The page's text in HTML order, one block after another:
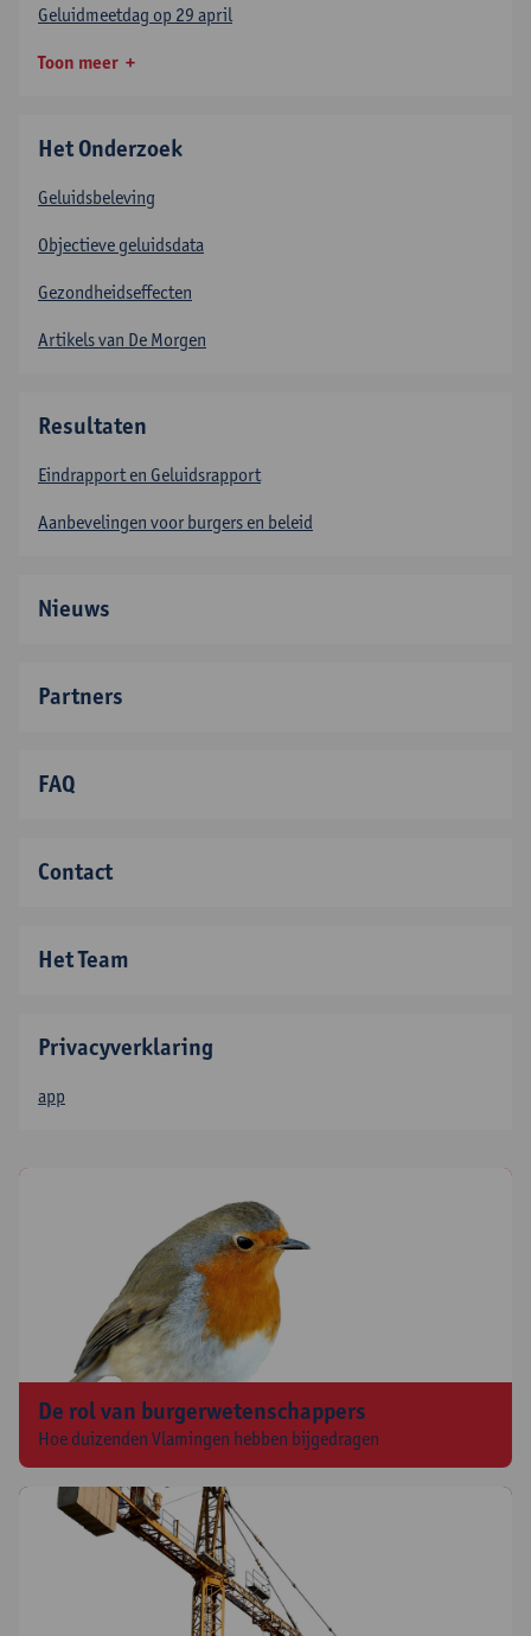
Geluidmeetdag op 29 april
Toon meer
Het Onderzoek
Geluidsbeleving
Objectieve geluidsdata
Gezondheidseffecten
Artikels van De Morgen
Resultaten
Eindrapport en Geluidsrapport
Aanbevelingen voor burgers en beleid
Nieuws
Partners
FAQ
Contact
Het Team
Privacyverklaring
app
De rol van burgerwetenschappers
Hoe duizenden Vlamingen hebben bijgedragen